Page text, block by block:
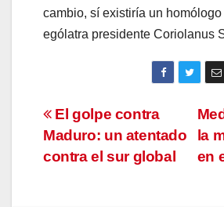
cambio, sí existiría un
ególatra presidente
Navegación
de
entradas
la
en
El golpe contra
Maduro: un atentado
contra el sur global